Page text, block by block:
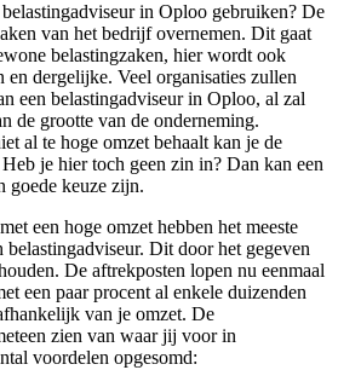
in Oploo gebruiken? De
van het bedrijf overnemen. Dit gaat
belastingzaken, hier wordt ook
en dergelijke. Veel organisaties zullen
een belastingadviseur in Oploo, al zal
de grootte van de onderneming.
al te hoge omzet behaalt kan je de
je hier toch geen zin in? Dan kan een
goede keuze zijn.
een hoge omzet hebben het meeste
Dit door het gegeven
De aftrekposten lopen nu eenmaal
een paar procent al enkele duizenden
van je omzet. De
zien van waar jij voor in
voordelen opgesomd: